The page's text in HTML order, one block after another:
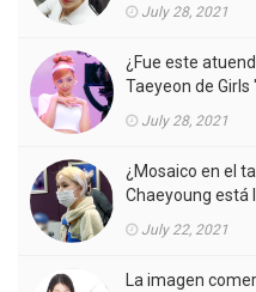
July 28, 2021
¿Fue este
Taeyeon de Girls
July 28, 2021
¿Mosaico en el
Chaeyoung está
July 22, 2021
La imagen